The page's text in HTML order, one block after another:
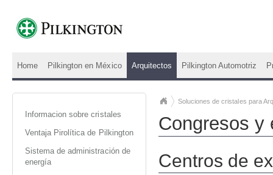
Home Pilkington en México Arquitectos Pilkington Automotriz
Informacion sobre cristales
Ventaja Pirolítica de Pilkington
Sistema de administración de
energía
Soluciones de cristales para
Congresos y
Centros de